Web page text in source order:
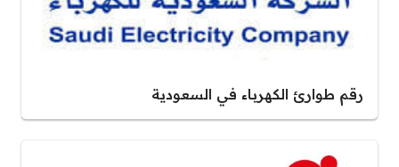
رقم طوارئ الكهرباء في السعودية